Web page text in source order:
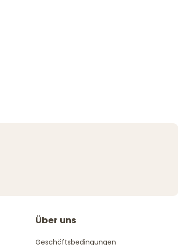
Über uns
Geschäftsbedingungen